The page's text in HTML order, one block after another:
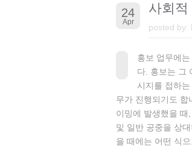
24
Apr
사회적
posted by:
홍보 업무에
다. 홍보는 그
시지를 접하
무가 진행되기도
이밍에 발생했을 때
및 일반 공중을 상
을 때에는 어떤 식